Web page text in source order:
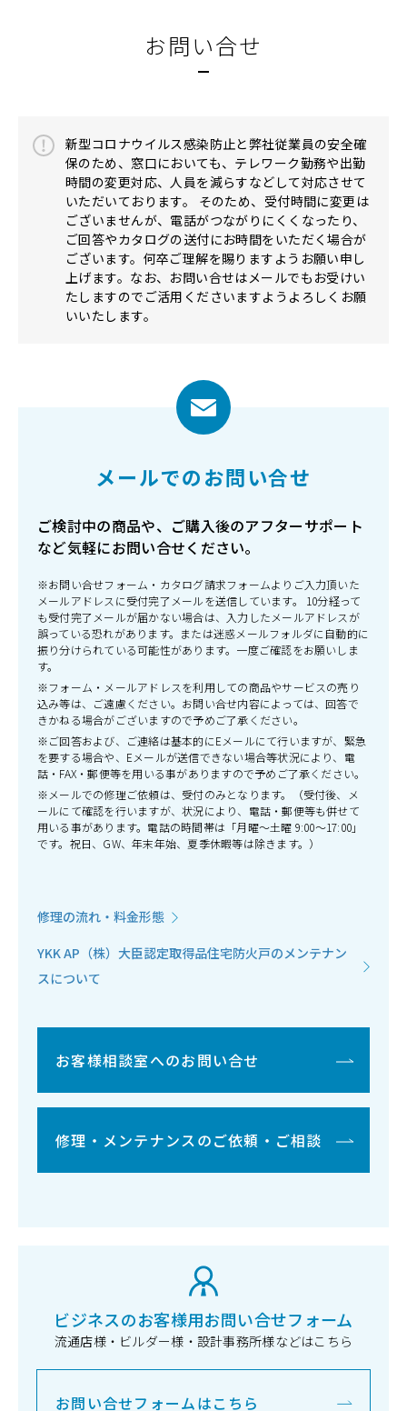
お問い合せ
新型コロナウイルス感染防止と弊社従業員の安全確
保のため、窓口においても、テレワーク勤務や出勤
時間の変更対応、人員を減らすなどして対応させて
いただいております。 そのため、受付時間に変更は
ございませんが、電話がつながりにくくなったり、
ご回答やカタログの送付にお時間をいただく場合が
ございます。何卒ご理解を賜りますようお願い申し
上げます。なお、お問い合せはメールでもお受けい
たしますのでご活用くださいますようよろしくお願
いいたします。
メールでのお問い合せ
ご検討中の商品や、ご購入後のアフターサポート
など気軽にお問い合せください。
※お問い合せフォーム・カタログ請求フォームよりご入力頂いた
メールアドレスに受付完了メールを送信しています。 10分経って
も受付完了メールが届かない場合は、入力したメールアドレスが
誤っている恐れがあります。または迷惑メールフォルダに自動的に
振り分けられている可能性があります。一度ご確認をお願いしま
す。
※フォーム・メールアドレスを利用しての商品やサービスの売り
込み等は、ご遠慮ください。お問い合せ内容によっては、回答で
きかねる場合がございますので予めご了承ください。
※ご回答および、ご連絡は基本的にEメールにて行いますが、緊急
を要する場合や、Eメールが送信できない場合等状況により、電
話・FAX・郵便等を用いる事がありますので予めご了承ください。
※メールでの修理ご依頼は、受付のみとなります。（受付後、メ
ールにて確認を行いますが、状況により、電話・郵便等も併せて
用いる事があります。電話の時間帯は「月曜～土曜 9:00～17:00」
です。祝日、GW、年末年始、夏季休暇等は除きます。）
修理の流れ・料金形態
YKK AP（株）大臣認定取得品住宅防火戸のメンテナン
スについて
お客様相談室へのお問い合せ
修理・メンテナンスのご依頼・ご相談
ビジネスのお客様用お問い合せフォーム
流通店様・ビルダー様・設計事務所様などはこちら
お問い合せフォームはこちら